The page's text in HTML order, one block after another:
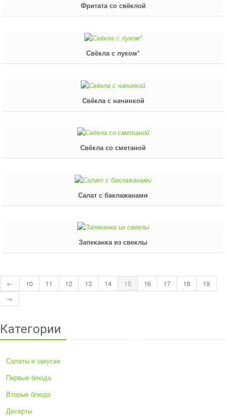
Фритата со свёклой
Свёкла с луком*
Свёкла с начинкой
Свёкла со сметаной
Салат с баклажанами
Запеканка из свеклы
← 10 11 12 13 14 15 16 17 18
19
→
Категории
Салаты и закуски
Первые блюда
Вторые блюда
Десерты